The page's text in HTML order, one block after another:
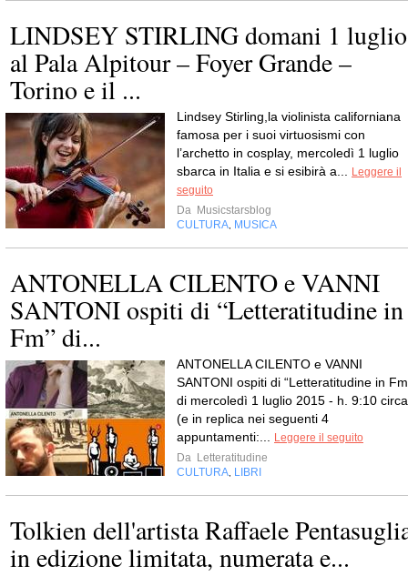
LINDSEY STIRLING domani 1 luglio
al Pala Alpitour – Foyer Grande –
Torino e il ...
Lindsey Stirling,la violinista californiana
famosa per i suoi virtuosismi con
l’archetto in cosplay, mercoledì 1 luglio
sbarca in Italia e si esibirà a... Leggere il
seguito
Da Musicstarsblog
CULTURA, MUSICA
ANTONELLA CILENTO e VANNI
SANTONI ospiti di “Letteratitudine in
Fm” di...
ANTONELLA CILENTO e VANNI
SANTONI ospiti di “Letteratitudine in
di mercoledì 1 luglio 2015 - h. 9:10 circa
(e in replica nei seguenti 4
appuntamenti:... Leggere il seguito
Da Letteratitudine
CULTURA, LIBRI
Tolkien dell'artista Raffaele
in edizione limitata, numerata e...